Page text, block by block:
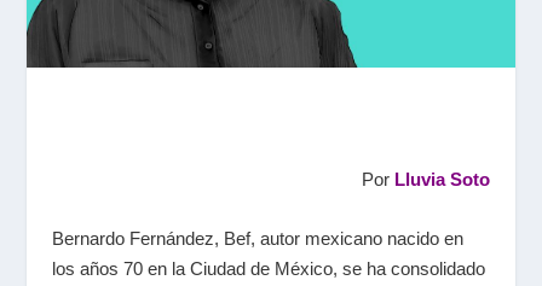
Por Lluvia Soto
Bernardo Fernández, Bef, autor mexicano nacido en
los años 70 en la Ciudad de México, se ha consolidado